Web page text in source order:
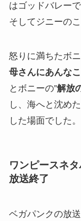
はゴッドバレー
そしてジニーの
怒りに満ちたボニ
母さんにあんな
とボニーの”解放
し、海へと沈め
した場面でした。
ワンピースネ
放送終了
ベガパンクの放送